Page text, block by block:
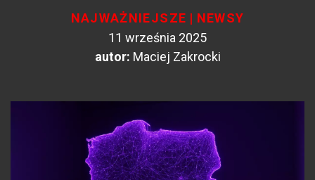
NAJWAŻNIEJSZE | NEWSY
11 września 2025
autor: Maciej Zakrocki